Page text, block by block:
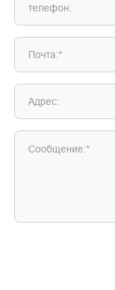
телефон:
Почта:*
Адрес:
Сообщение:*